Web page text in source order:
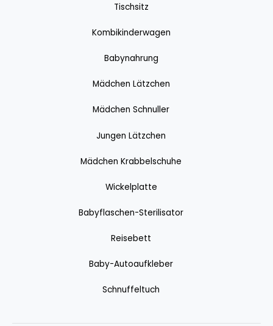
Tischsitz
Kombikinderwagen
Babynahrung
Mädchen Lätzchen
Mädchen Schnuller
Jungen Lätzchen
Mädchen Krabbelschuhe
Wickelplatte
Babyflaschen-Sterilisator
Reisebett
Baby-Autoaufkleber
Schnuffeltuch